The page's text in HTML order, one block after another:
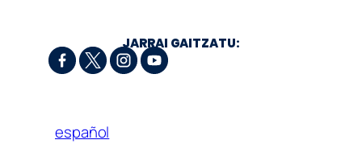
JARRAI GAITZATU:
español